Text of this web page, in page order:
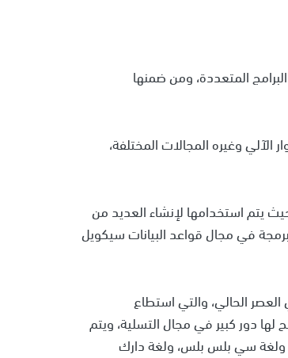
المتعددة، ومن ضمنها
الآلي وغيره المجالات المختلفة،
يتم استخدامها لإنشاء العديد من
في مجال قواعد البيانات سيكويل
الحالي، والتي استطاع
لها دور كبير في مجال التسلية، ويتم
سي بلس بلس، ولغة دارك